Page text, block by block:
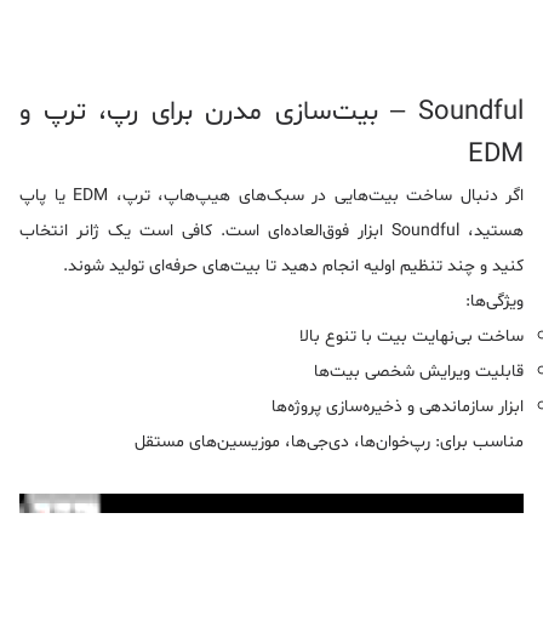
Soundful – بیت‌سازی مدرن برای رپ، ترپ و
EDM
اگر دنبال ساخت بیت‌هایی در سبک‌های هیپ‌هاپ، ترپ، EDM یا پاپ
هستید، Soundful ابزار فوق‌العاده‌ای است. کافی است یک ژانر انتخاب
کنید و چند تنظیم اولیه انجام دهید تا بیت‌های حرفه‌ای تولید شوند.
ویژگی‌ها:
ساخت بی‌نهایت بیت با تنوع بالا
قابلیت ویرایش شخصی بیت‌ها
ابزار سازماندهی و ذخیره‌سازی پروژه‌ها
مناسب برای: رپ‌خوان‌ها، دی‌جی‌ها، موزیسین‌های مستقل